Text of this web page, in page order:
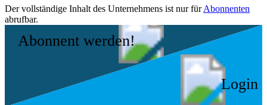
Der vollständige Inhalt des Unternehmens ist nur fürAbonnenten
abrufbar.
Abonnent werden!
Login